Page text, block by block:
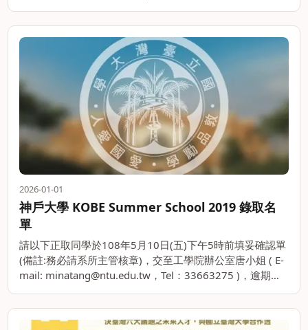
2026-01-01
神戶大學 KOBE Summer School 2019 錄取名
單
請以下正取同學於108年5月10日(五)下午5時前填妥確認單
(備註:務必請系所主管核章)，交至工學院辦公室唐小姐 ( E-
mail: minatang@ntu.edu.tw，Tel：33663275 )，逾期未